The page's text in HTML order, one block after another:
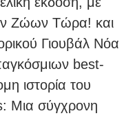
Ζώων Τώρα! και
Γιουβάλ Νόα
best-
ιστορία του
Μια σύγχρονη